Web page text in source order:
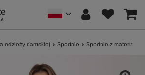
odzieży damskiej Spodnie Spodnie z materiału